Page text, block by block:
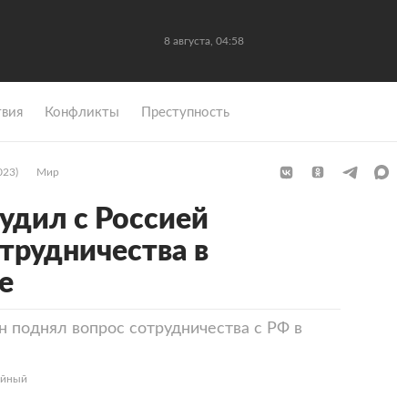
8 августа, 04:58
Конфликты Преступность
Мир
с Россией
в
вопрос сотрудничества с РФ в